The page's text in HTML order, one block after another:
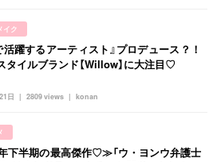
イク
日 konan
2809 views
活躍するアーティスト』プロデュース？！
タイルブランド【Willow】に大注目♡
下半期の最高傑作♡≫「ウ・ヨンウ弁護士